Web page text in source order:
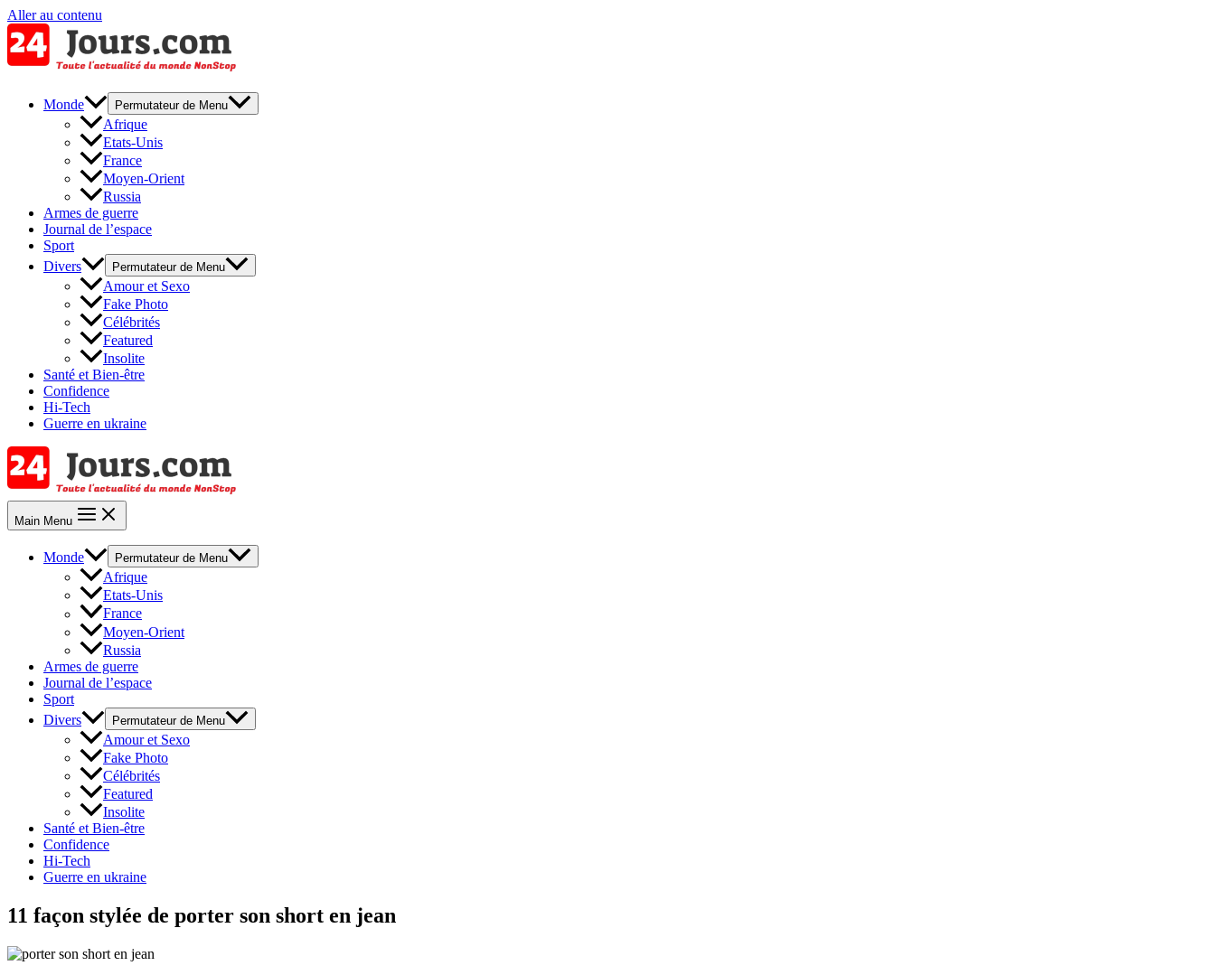
Aller au contenu
Monde Permutateur de Menu
Afrique
Etats-Unis
France
Moyen-Orient
Russia
Armes de guerre
Journal de l’espace
Sport
Divers
Permutateur de Menu
Amour et Sexo
Fake Photo
Célébrités
Featured
Insolite
Santé et Bien-être
Confidence
Hi-Tech
Guerre en ukraine
Main Menu
Monde Permutateur de Menu
Afrique
Etats-Unis
France
Moyen-Orient
Russia
Armes de guerre
Journal de l’espace
Sport
Divers
Permutateur de Menu
Amour et Sexo
Fake Photo
Célébrités
Featured
Insolite
Santé et Bien-être
Confidence
Hi-Tech
Guerre en ukraine
11 façon stylée de porter son short en jean